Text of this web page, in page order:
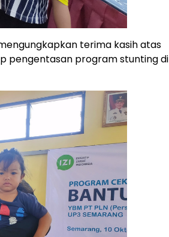
terima kasih atas
pengentasan program stunting di